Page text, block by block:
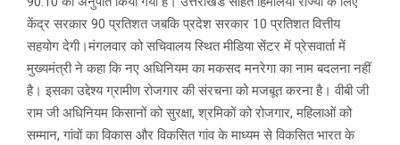
केंद्र सरकार 90 प्रतिशत जबकि प्रदेश सरकार 10 प्रतिशत वित्तीय
सहयोग देगी।मंगलवार को सचिवालय स्थित मीडिया सेंटर में प्रेसवार्ता में
मुख्यमंत्री ने कहा कि नए अधिनियम का मकसद मनरेगा का नाम बदलना नहीं
है। इसका उद्देश्य ग्रामीण रोजगार की संरचना को मजबूत करना है। वीबी जी
राम जी अधिनियम किसानों को सुरक्षा, श्रमिकों को रोजगार, महिलाओं को
सम्मान, गांवों का विकास और विकसित गांव के माध्यम से विकसित भारत के